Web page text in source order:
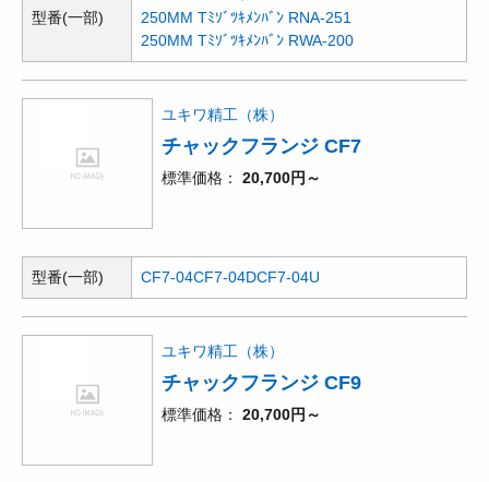
型番(一部)
250MM Tﾐｿﾞﾂｷﾒﾝﾊﾞﾝ RNA-251
250MM Tﾐｿﾞﾂｷﾒﾝﾊﾞﾝ RWA-200
ユキワ精工（株）
チャックフランジ CF7
標準価格 20,700円～
型番(一部) CF7-04CF7-04DCF7-04U
ユキワ精工（株）
チャックフランジ CF9
標準価格 20,700円～